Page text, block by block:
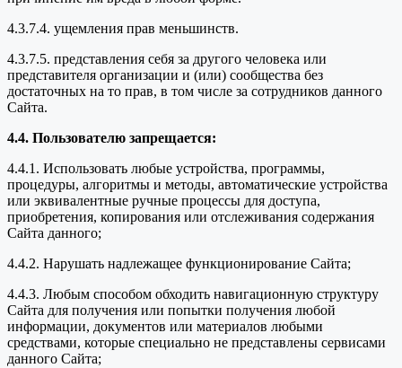
4.3.7.4. ущемления прав меньшинств.
4.3.7.5. представления себя за другого человека или
представителя организации и (или) сообщества без
достаточных на то прав, в том числе за сотрудников данного
Сайта.
4.4. Пользователю запрещается:
4.4.1. Использовать любые устройства, программы,
процедуры, алгоритмы и методы, автоматические устройства
или эквивалентные ручные процессы для доступа,
приобретения, копирования или отслеживания содержания
Сайта данного;
4.4.2. Нарушать надлежащее функционирование Сайта;
4.4.3. Любым способом обходить навигационную структуру
Сайта для получения или попытки получения любой
информации, документов или материалов любыми
средствами, которые специально не представлены сервисами
данного Сайта;